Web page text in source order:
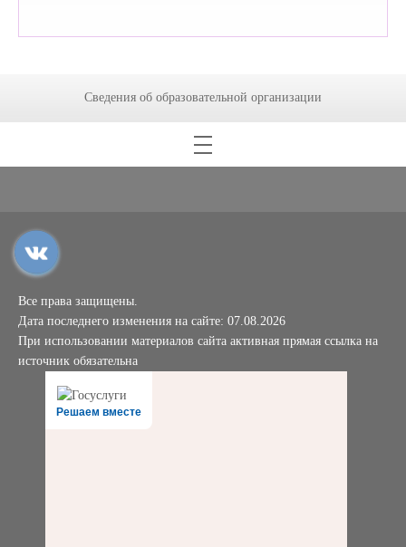
Сведения об образовательной организации
Все права защищены.
Дата последнего изменения на сайте: 07.08.2026
При использовании материалов сайта активная прямая ссылка на
источник обязательна
Решаем вместе